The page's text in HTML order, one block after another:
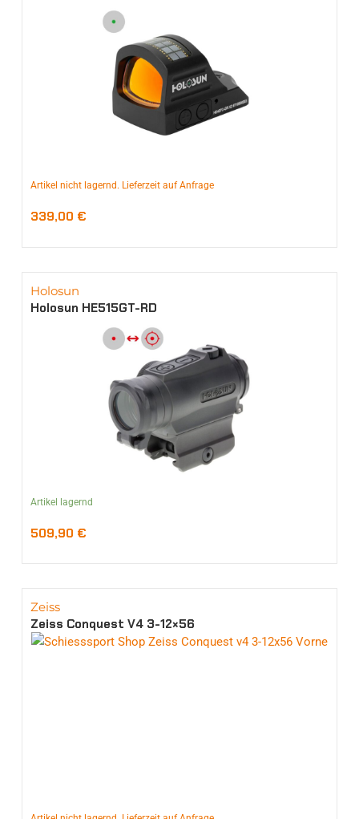
Artikel nicht lagernd. Lieferzeit auf Anfrage
339,00 €
Holosun
Holosun HE515GT-RD
Artikel lagernd
509,90 €
Zeiss
Zeiss Conquest V4 3-12×56